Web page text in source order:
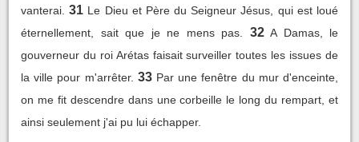
vanterai. 31 Le Dieu et Père du Seigneur Jésus, qui est loué
éternellement, sait que je ne mens pas.
32 A Damas, le
gouverneur du roi Arétas faisait surveiller toutes les issues de
la ville pour m'arrêter. 33 Par une fenêtre du mur d'enceinte,
on me fit descendre dans une corbeille le long du rempart, et
ainsi seulement j'ai pu lui échapper.